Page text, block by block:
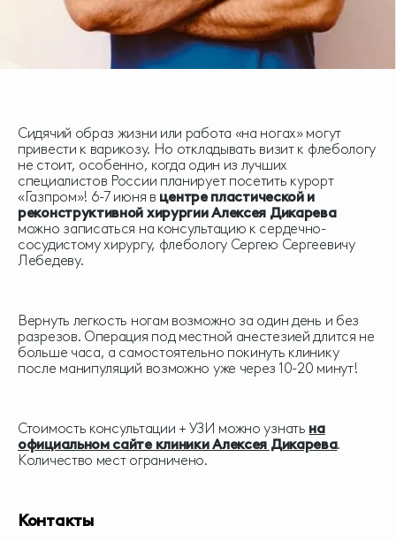
Сидячий образ жизни или работа «на ногах» могут
привести к варикозу. Но откладывать визит к флебологу
не стоит, особенно, когда один из лучших
специалистов России планирует посетить курорт
«Газпром»! 6-7 июня в центре пластической и
реконструктивной хирургии Алексея Дикарева
можно записаться на консультацию к сердечно-
сосудистому хирургу, флебологу Сергею Сергеевичу
Лебедеву.
Вернуть легкость ногам возможно за один день и без
разрезов. Операция под местной анестезией длится не
больше часа, а самостоятельно покинуть клинику
после манипуляций возможно уже через 10-20 минут!
Стоимость консультации + УЗИ можно узнать на
официальном сайте клиники Алексея Дикарева.
Количество мест ограничено.
Контакты